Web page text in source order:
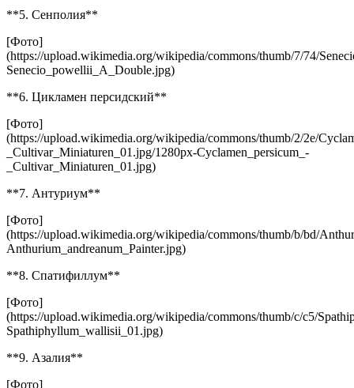
**5. Сенполия**
[Фото]
(https://upload.wikimedia.org/wikipedia/commons/thumb/7/74/
Senecio_powellii_A_Double.jpg)
**6. Цикламен персидский**
[Фото]
(https://upload.wikimedia.org/wikipedia/commons/thumb/2/2e/
_Cultivar_Miniaturen_01.jpg/1280px-Cyclamen_persicum_-
_Cultivar_Miniaturen_01.jpg)
**7. Антуриум**
[Фото]
(https://upload.wikimedia.org/wikipedia/commons/thumb/b/bd/
Anthurium_andreanum_Painter.jpg)
**8. Спатифиллум**
[Фото]
(https://upload.wikimedia.org/wikipedia/commons/thumb/c/c5/
Spathiphyllum_wallisii_01.jpg)
**9. Азалия**
[Фото]